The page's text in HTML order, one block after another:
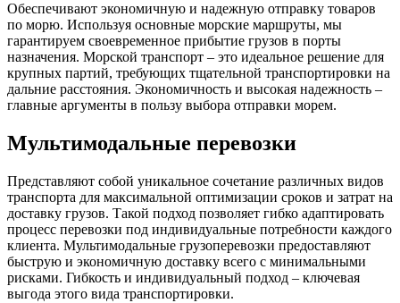
Обеспечивают экономичную и надежную отправку товаров
по морю. Используя основные морские маршруты, мы
гарантируем своевременное прибытие грузов в порты
назначения. Морской транспорт – это идеальное решение для
крупных партий, требующих тщательной транспортировки на
дальние расстояния. Экономичность и высокая надежность –
главные аргументы в пользу выбора отправки морем.
Мультимодальные перевозки
Представляют собой уникальное сочетание различных видов
транспорта для максимальной оптимизации сроков и затрат на
доставку грузов. Такой подход позволяет гибко адаптировать
процесс перевозки под индивидуальные потребности каждого
клиента. Мультимодальные грузоперевозки предоставляют
быструю и экономичную доставку всего с минимальными
рисками. Гибкость и индивидуальный подход – ключевая
выгода этого вида транспортировки.